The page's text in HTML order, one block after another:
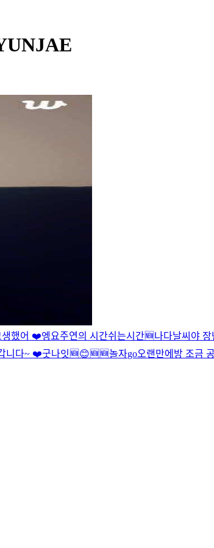
생했어 ❤️엥 요주연의 시간쉬는시간🆕나다날씨야 장
니다~ ❤️굿나잇 🆕😊🆕 🆕놀자go오랜만에 방 조금